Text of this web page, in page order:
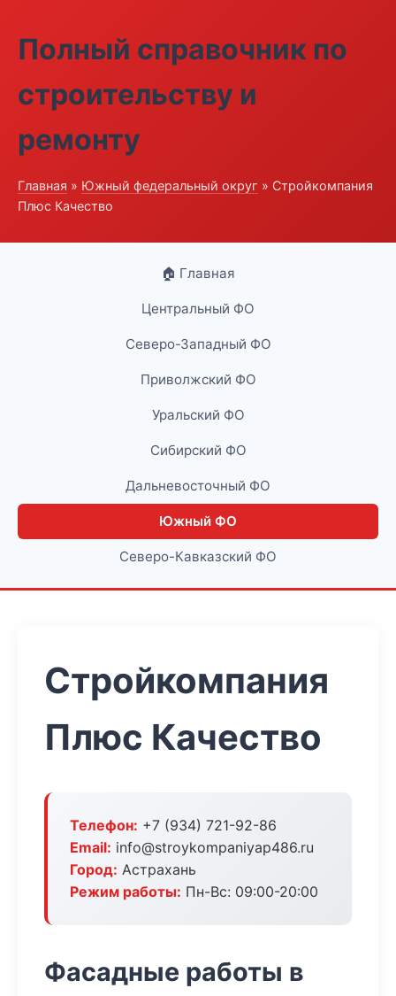
Полный справочник по
строительству и
ремонту
Главная » Южный федеральный округ » Стройкомпания
Плюс Качество
🏠 Главная
Центральный ФО
Северо-Западный ФО
Приволжский ФО
Уральский ФО
Сибирский ФО
Дальневосточный ФО
Южный ФО
Северо-Кавказский ФО
Стройкомпания
Плюс Качество
Телефон: +7 (934) 721-92-86
Email: info@stroykompaniyap486.ru
Город: Астрахань
Режим работы: Пн-Вс: 09:00-20:00
Фасадные работы в